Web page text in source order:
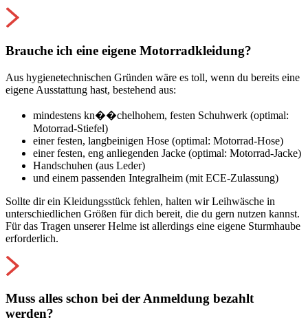
Brauche ich eine eigene Motorradkleidung?
Aus hygienetechnischen Gründen wäre es toll, wenn du bereits eine
eigene Ausstattung hast, bestehend aus:
mindestens kn��chelhohem, festen Schuhwerk (optimal:
Motorrad-Stiefel)
einer festen, langbeinigen Hose (optimal: Motorrad-Hose)
einer festen, eng anliegenden Jacke (optimal: Motorrad-Jacke)
Handschuhen (aus Leder)
und einem passenden Integralheim (mit ECE-Zulassung)
Sollte dir ein Kleidungsstück fehlen, halten wir Leihwäsche in
unterschiedlichen Größen für dich bereit, die du gern nutzen kannst.
Für das Tragen unserer Helme ist allerdings eine eigene Sturmhaube
erforderlich.
Muss alles schon bei der Anmeldung bezahlt
werden?